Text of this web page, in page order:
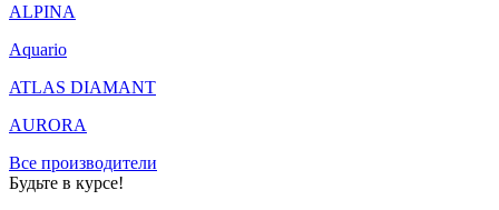
ALPINA
Aquario
ATLAS DIAMANT
AURORA
Все производители
Будьте в курсе!